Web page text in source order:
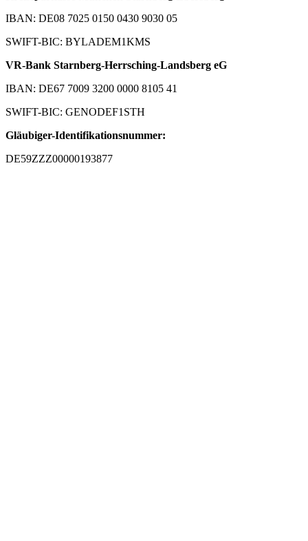
IBAN: DE08 7025 0150 0430 9030 05
SWIFT-BIC: BYLADEM1KMS
VR-Bank Starnberg-Herrsching-Landsberg eG
IBAN: DE67 7009 3200 0000 8105 41
SWIFT-BIC: GENODEF1STH
Gläubiger-Identifikationsnummer:
DE59ZZZ00000193877